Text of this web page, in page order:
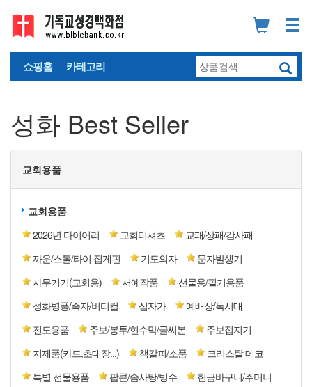
쇼핑홈 카테고리
성화 Best Seller
교회용품
교회용품
2026년 다이어리
교회티셔츠
교패/상패/감사패
까운/스톨/타이 집게핀
기도의자
문자발생기
사무기기(교회용)
서예작품
선물용/필기용품
성화병풍/족자/버티컬
십자가
예배상/독서대
전도용품
주보/봉투/현수막/글씨본
주보접지기
지제품(카드,초대장...)
책갈피/소품
크리스탈 데코
특별 선물용품
팝콘/솜사탕/빙수
헌금바구니/주머니